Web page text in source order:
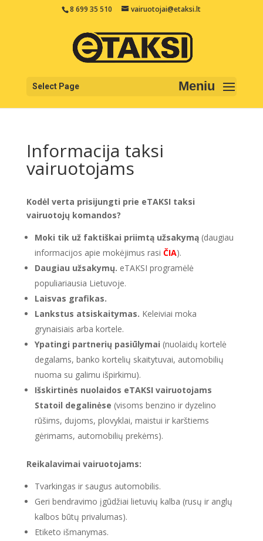
8 699 35 510 vairuotojai@etaksi.lt
Select Page
Informacija taksi
vairuotojams
Kodėl verta prisijungti prie eTAKSI taksi
vairuotojų komandos?
Moki tik už faktiškai priimtą užsakymą(daugiau
informacijos apie mokėjimus rasi ČIA).
Daugiau užsakymų. eTAKSI programėlė
populiariausia Lietuvoje.
Laisvas grafikas.
Lankstus atsiskaitymas. Keleiviai moka
grynaisiais arba kortele.
Ypatingi partnerių pasiūlymai (nuolaidų kortelė
degalams, banko kortelių skaitytuvai, automobilių
nuoma su galimu išpirkimu).
Išskirtinės nuolaidos eTAKSI vairuotojams
Statoil degalinėse (visoms benzino ir dyzelino
rūšims, dujoms, plovyklai, maistui ir karštiems
gėrimams, automobilių prekėms).
Reikalavimai vairuotojams:
Tvarkingas ir saugus automobilis.
Geri bendravimo įgūdžiai lietuvių kalba (rusų ir anglų
kalbos būtų privalumas).
Etiketo išmanymas.